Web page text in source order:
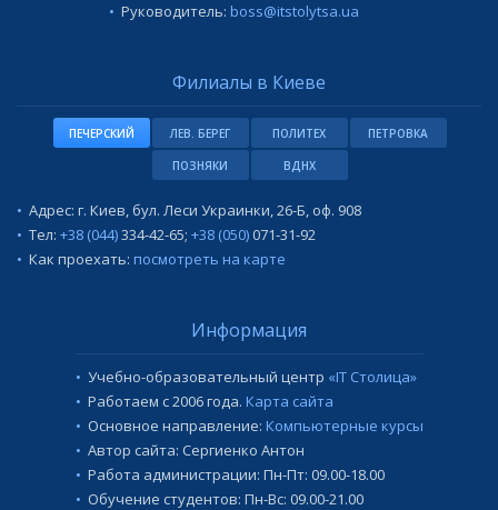
Руководитель: boss@itstolytsa.ua
Филиалы в Киеве
ПЕЧЕРСКИЙ ЛЕВ. БЕРЕГ ПОЛИТЕХ ПЕТРОВКА
ПОЗНЯКИ ВДНХ
Адрес: г. Киев, бул. Леси Украинки, 26-Б, оф. 908
Тел: +38 (044)334-42-65; +38 (050)071-31-92
Как проехать: посмотреть на карте
Информация
Учебно-образовательный центр «IT Столица»
Работаем с 2006 года. Карта сайта
Основное направление: Компьютерные курсы
Автор сайта: Сергиенко Антон
Работа администрации: Пн-Пт: 09.00-18.00
Обучение студентов: Пн-Вс: 09.00-21.00